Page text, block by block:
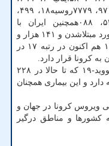
۰۱۳۱۷۰، ۲۱۳۸کره جنوبی۱۸، ۹۳۷، ۹۷۱۲۴، ۷۷۷۹روسیه۱۸، ۴۹۹،
۰۴۴۳۸۱، ۹۶۰۱۰ترکیه۱۵، ۲۹۷، ۵۳۹۹۹، ۰۸۸همچنین ایران با
مجموع هفت میلیون و ۲۸۹ هزار و ۵۴۲ مورد مبتلاشدن و ۱۴۱ هزار و
۵۳۲ مورد فوت ناشی از بیماری کووید-۱۹ هم اکنون در رتبه ۱۷ در
به کرونا قرار دارد.
روند افزایش آمار مبتلاشدن به بیماری کووید-۱۹ که تا حالا در ۲۲۸
و این بیماری همچنان
ویروس کرونا در جهان و
کشورها و مناطق درگیر